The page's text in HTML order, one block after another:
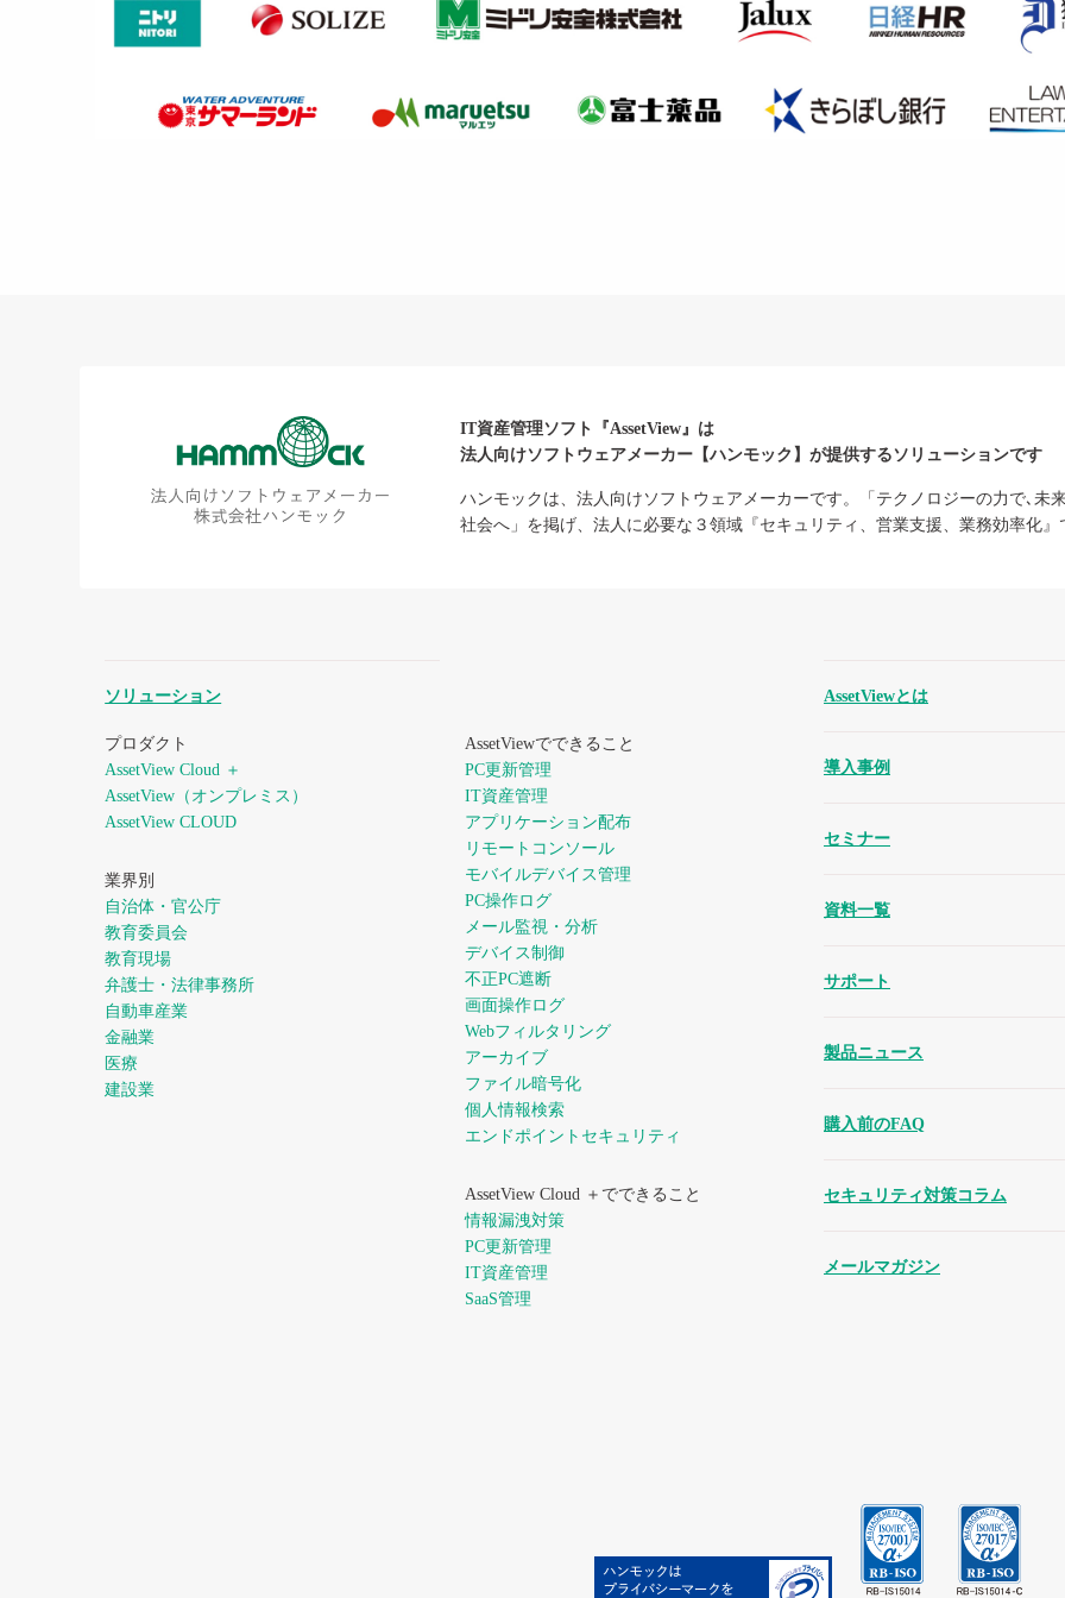
IT資産管理ソフト『AssetView』は
法人向けソフトウェアメーカー 【ハンモック】が提供する ソリューションです
ハンモックは、法人向けソフトウェアメーカーです。「テクノロジーの力で､未
社会へ」を掲げ、法人に必要な３領域『セキュリティ、営業支援、業務効率化
ソリューション
プロダクト
AssetView Cloud ＋
AssetView（オンプレミス）
AssetView CLOUD
業界別
自治体・官公庁
教育委員会
教育現場
弁護士・法律事務所
自動車産業
金融業
医療
建設業
AssetViewでできること
PC更新管理
IT資産管理
アプリケーション配布
リモートコンソール
モバイルデバイス管理
PC操作ログ
メール監視・分析
デバイス制御
不正PC遮断
画面操作ログ
Webフィルタリング
アーカイブ
ファイル暗号化
個人情報検索
エンドポイントセキュリティ
AssetView Cloud ＋でできること
情報漏洩対策
PC更新管理
IT資産管理
SaaS管理
AssetViewとは
導入事例
セミナー
資料一覧
サポート
製品ニュース
購入前のFAQ
セキュリティ対策コラム
メールマガジン